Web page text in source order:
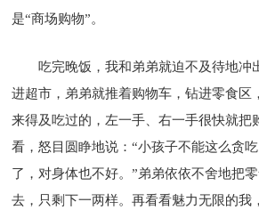
是“商场购物”。
吃完晚饭，我和弟弟就迫不及待地冲
进超市，弟弟就推着购物车，钻进零食区
来得及吃过的，左一手、右一手很快就把
看，怒目圆睁地说：“小孩子不能这么贪
了，对身体也不好。”弟弟依依不舍地把
去，只剩下一两样。再看看魅力无限的我